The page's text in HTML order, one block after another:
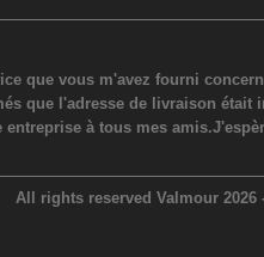
que vous m'avez fourni
que l'adresse de livraison
à tous mes
All rights reserved Valmour 2026